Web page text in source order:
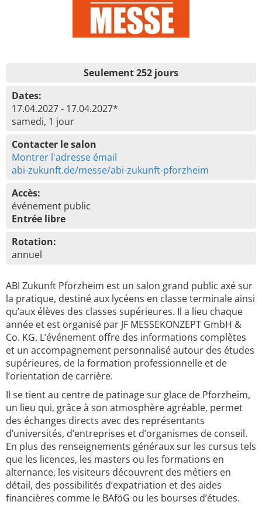
Seulement 252 jours
Dates:
17.04.2027 - 17.04.2027*
samedi, 1 jour
Contacter le salon
Montrer l'adresse émail
abi-zukunft.de/messe/abi-zukunft-pforzheim
Accès:
événement public
Entrée libre
Rotation:
annuel
ABI Zukunft Pforzheim est un salon grand public axé sur
la pratique, destiné aux lycéens en classe terminale ainsi
qu’aux élèves des classes supérieures. Il a lieu chaque
année et est organisé par JF MESSEKONZEPT GmbH &
Co. KG. L’événement offre des informations complètes
et un accompagnement personnalisé autour des études
supérieures, de la formation professionnelle et de
l’orientation de carrière.
Il se tient au centre de patinage sur glace de Pforzheim,
un lieu qui, grâce à son atmosphère agréable, permet
des échanges directs avec des représentants
d’universités, d’entreprises et d’organismes de conseil.
En plus des renseignements généraux sur les cursus tels
que les licences, les masters ou les formations en
alternance, les visiteurs découvrent des métiers en
détail, des possibilités d’expatriation et des aides
financières comme le BAföG ou les bourses d’études.